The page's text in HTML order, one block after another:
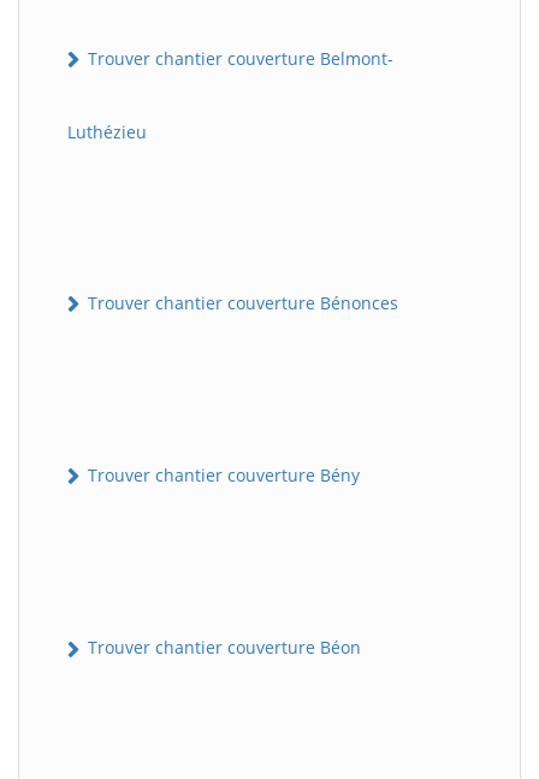
Trouver chantier couverture Belmont-
Luthézieu
Trouver chantier couverture Bénonces
Trouver chantier couverture Bény
Trouver chantier couverture Béon